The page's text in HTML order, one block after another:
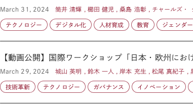
March 31, 2024 筒井 清輝 , 櫛田 健児 , 桑島 浩彰 , チャールズ・
テクノロジー デジタル化 人材育成 教育 ジェンダー
【動画公開】国際ワークショップ「日本・欧州にお
March 29, 2024 城山 英明 , 鈴木 一人 , 岸本 充生 , 松尾 真紀子 ,
技術革新 テクノロジー ガバナンス イノベーション